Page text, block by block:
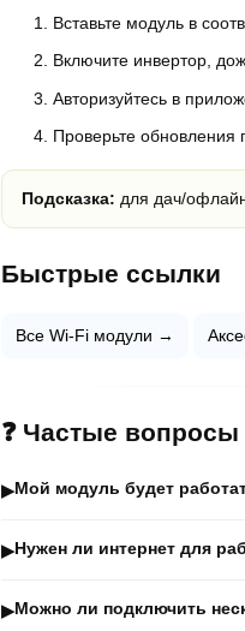
Вставьте модуль в
Включите инвертор,
Авторизуйтесь в
Проверьте обновления
Подсказка: для дач/
Быстрые ссылки
Все Wi-Fi модули →
❓ Частые вопросы
▶Мой модуль будет
▶Нужен ли интернет для
▶Можно ли подключить